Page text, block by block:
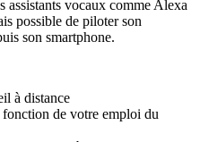
assistants vocaux comme Alexa
possible de piloter son
son smartphone.
à distance
de votre emploi du